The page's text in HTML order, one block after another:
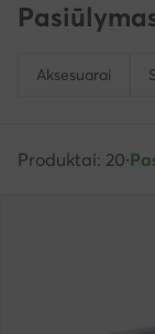
Aksesuarai
Produktai: 20·